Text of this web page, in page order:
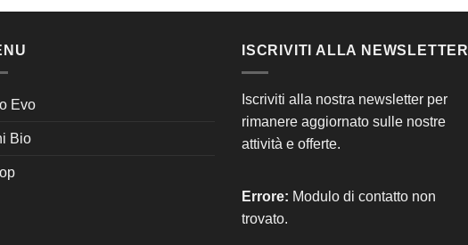
Evo
Bio
ISCRIVITI ALLA NEWSLETTER
Iscriviti alla nostra newsletter per
rimanere aggiornato sulle nostre
attività e offerte.
Errore: Modulo di contatto non
trovato.